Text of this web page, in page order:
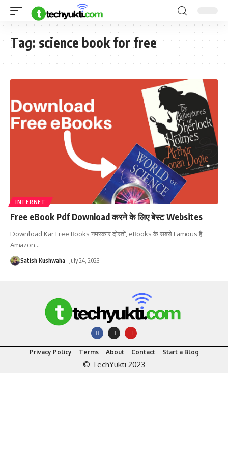
Tag: science book for free
INTERNET
Free eBook Pdf Download करने के लिए बेस्ट Websites
Download Kar Free Books नमस्कार दोस्तों, eBooks के सबसे Famous है
Amazon…
Satish Kushwaha July 24, 2023
Privacy Policy Terms About Contact Start a Blog
© TechYukti 2023